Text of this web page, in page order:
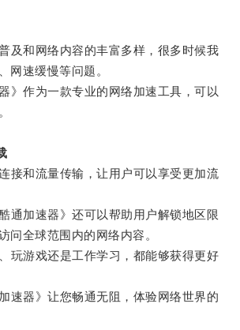
和网络内容的丰富多样，很多时候我
网速缓慢等问题。
作为一款专业的网络加速工具，可以
和流量传输，让用户可以享受更加流
加速器》还可以帮助用户解锁地区限
问全球范围内的网络内容。
游戏还是工作学习，都能够获得更好
器》让您畅通无阻，体验网络世界的